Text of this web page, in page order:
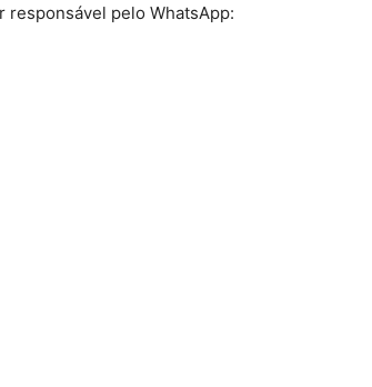
responsável pelo WhatsApp: